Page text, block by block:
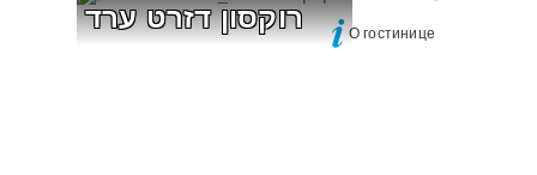
רוקסון דזרט ערד О гостинице